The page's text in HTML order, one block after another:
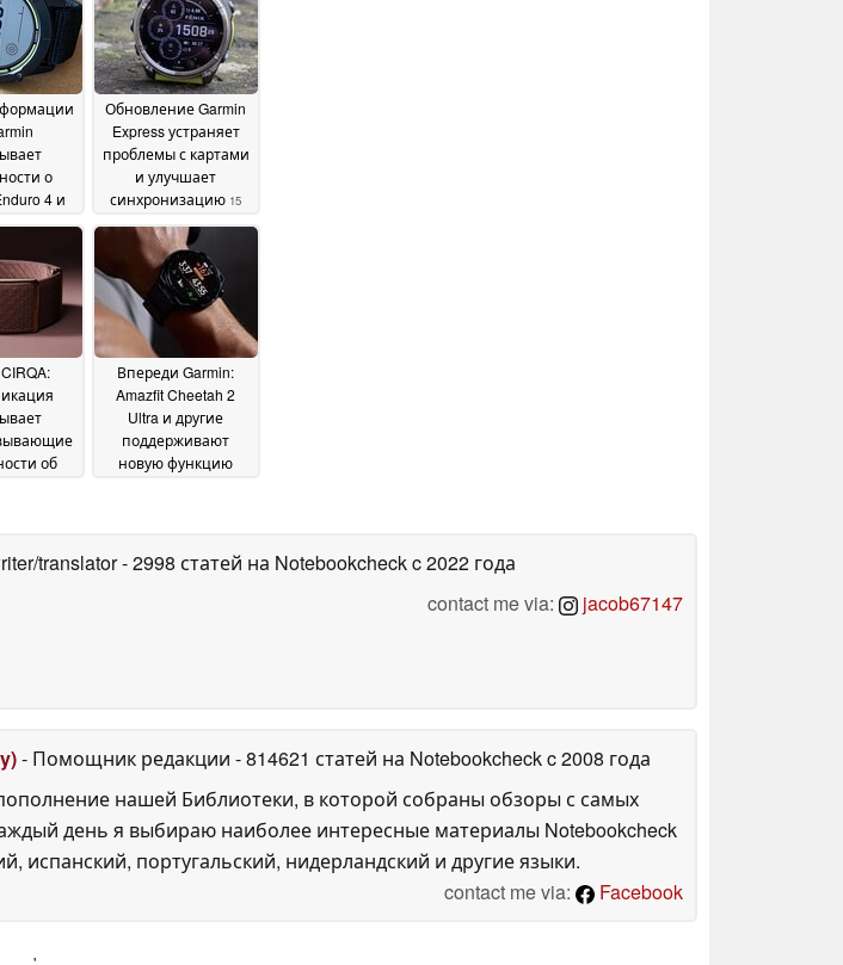
о
4 и
Обновление Garmin
Express устраняет
проблемы с картами
и улучшает
синхронизацию 15
June 2026
об
Впереди Garmin:
Amazfit Cheetah 2
Ultra и другие
поддерживают
новую функцию
translator- 2998 статей на Notebookcheckc 2022 года
contact me via:
jacob67147
- Помощник редакции - 814621 статей на Notebookcheckc 2008 года
нашей Библиотеки, в которой собраны обзоры с самых
день я выбираю наиболее интересные материалы Notebookcheck
испанский, португальский, нидерландский и другие языки.
contact me via:
Facebook